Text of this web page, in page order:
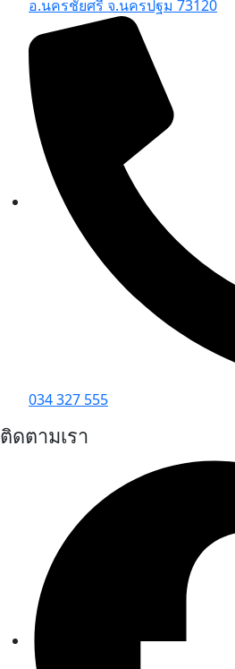
อ.นครชัยศรี จ.นครปฐม 73120
034 327 555
ติดตามเรา